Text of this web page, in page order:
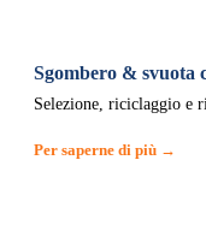
Sgombero & svuota
Selezione, riciclaggio e
Per saperne di più →